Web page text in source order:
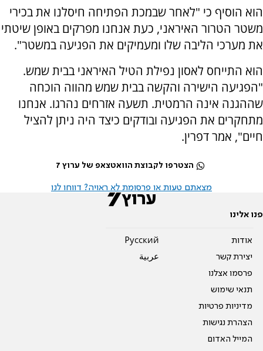
הוא הוסיף כי "לאחר שבמכת הפתיחה חיסלנו את בכירי
משטר הטרור האיראני, כעת אנחנו מפרקים באופן שיטתי
את מערכי הליבה שלו ומעמיקים את הפגיעה במשטר".
הוא התייחס לאסון נפילת הטיל האיראני בבית שמש.
"הפגיעה הישירה והקשה בבית שמש מהווה הוכחה
שההגנה אינה הרמטית. תשעה אזרחים נהרגו. אנחנו
מתחקרים את הפגיעה ובודקים כיצד היה ניתן להציל
חיים", אמר דפרין.
הצטרפו לקבוצת הוואטצאפ של ערוץ 7
מצאתם טעות או פרסומת לא ראויה? דווחו לנו
פנו אלינו
אודות
יצירת קשר
פרסמו אצלנו
תנאי שימוש
מדיניות פרטיות
הצהרת נגישות
המייל האדום
Pусский
عربية